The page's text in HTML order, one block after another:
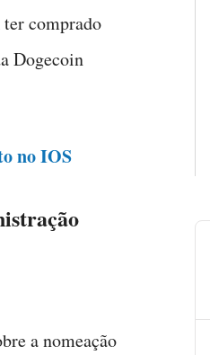
comprado
Dogecoin
no IOS
a nomeação